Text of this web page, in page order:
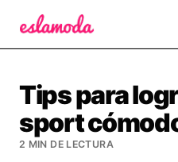
Tips para
sport
2 MIN DE LECTURA